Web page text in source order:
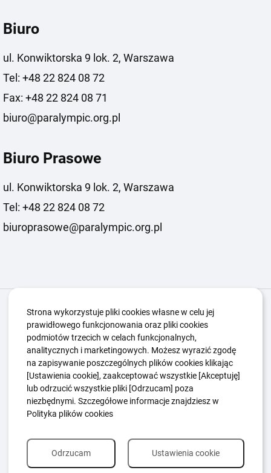
Biuro
ul. Konwiktorska 9 lok. 2, Warszawa
Tel: +48 22 824 08 72
Fax: +48 22 824 08 71
biuro@paralympic.org.pl
Biuro Prasowe
ul. Konwiktorska 9 lok. 2, Warszawa
Tel: +48 22 824 08 72
biuroprasowe@paralympic.org.pl
Igrzyska Paralimpijskie O nas
Kwalifikacje ZSK
Kluby Aktualności
Edukacja
Guttmanny Kontakt
Polityka Ochrony Dzieci
Sygnaliści
Polityka plików cookie
Strona wykorzystuje pliki cookies własne w celu jej
prawidłowego funkcjonowania oraz pliki cookies
podmiotów trzecich w celach funkcjonalnych,
analitycznych i marketingowych. Możesz wyrazić zgodę
na zapisywanie poszczególnych plików cookies klikając
[Ustawienia cookie], zaakceptować wszystkie [Akceptuję]
lub odrzucić wszystkie pliki [Odrzucam] poza
niezbędnymi. Szczegółowe informacje znajdziesz w
Polityka plików cookies
Ustawienia cookie
Odrzucam